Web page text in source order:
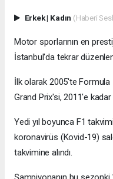
Erkek| Kadın (Haberi
Motor sporlarının en
İstanbul'da tekrar
İlk olarak 2005'te Formula
Grand Prix'si, 2011'e kadar
Yedi yıl boyunca F1
koronavirüs (Kovid-19)
takvimine alındı.